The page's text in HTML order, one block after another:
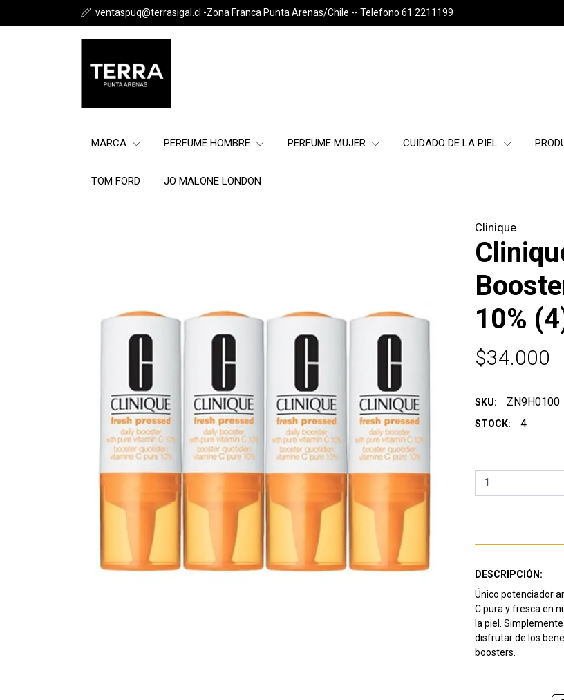
ventaspuq@terrasigal.cl -Zona Franca Punta Arenas/Chile -- Telefono 61 2211199
MARCA PERFUME HOMBRE PERFUME MUJER CUIDADO DE LA PIEL
TOM FORD JO MALONE LONDON
Clinique
10%
$34.000
SKU: ZN9H0100
STOCK: 4
DESCRIPCIÓN:
Único potenciador
C pura y fresca en
la piel.
disfrutar de los
boosters.